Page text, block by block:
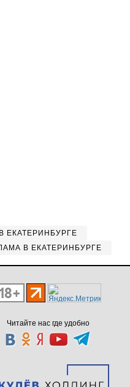
ЕКАТЕРИНБУРГЕ
В ЕКАТЕРИНБУРГЕ
Читайте нас где удобно